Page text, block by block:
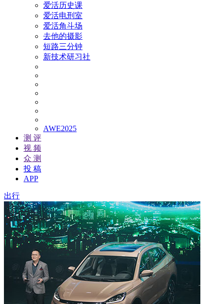
爱活历史课
爱活电刑室
爱活角斗场
去他的摄影
短路三分钟
新技术研习社
AWE2025
测 评
视 频
众 测
投 稿
APP
出行